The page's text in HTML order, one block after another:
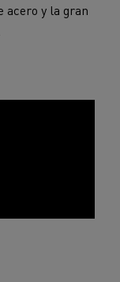
acero y la gran